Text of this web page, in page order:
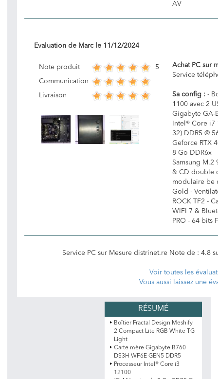
AV
Evaluation de Marcle 11/12/2024
Note produit 5
Communication
Livraison
Achat PC sur
Service
Sa config : -
1100 avec 2
Gigabyte GA-
Intel® Core
32) DDR5 @
Geforce RTX
8 Go DDR6x -
Samsung M.2
& CD double
modulaire be
Gold -
ROCK TF2 -
WIFI 7 &
PRO - 64 bits
Service PC sur Mesure distrinet.re Note de : 4.8
Voir toutes les
Vous aussi laissez une
Boîtier Fractal Design Meshify
2 Compact Lite RGB White TG
Light
Carte mère Gigabyte B760
DS3H WF6E GEN5 DDR5
Processeur Intel® Core i3
12100